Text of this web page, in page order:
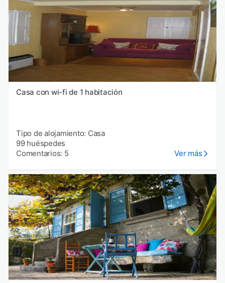
Casa con wi-fi de 1 habitación
Tipo de alojamiento: Casa
99 huéspedes
Comentarios: 5
Ver más